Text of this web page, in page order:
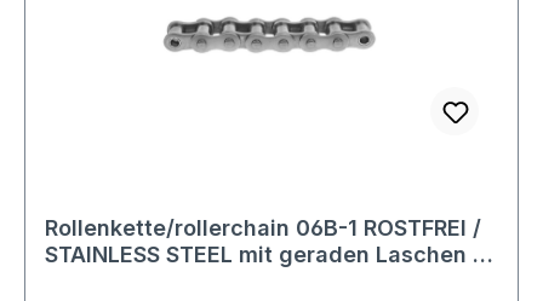
Sie hier: Technische Details Konformität und
2023/988 über die allgemeine Produktsicherheit
Rückverfolgbarkeit:Das Produkt wird
standardmäßig mit eindeutigem Herstellerhinweis
und normgerechter Typenbezeichnung
Rollenkette/rollerchain 06B-1 ROSTFREI /
STAINLESS STEEL mit geraden Laschen /